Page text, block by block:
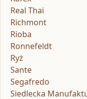
Real Thai
Richmont
Rioba
Ronnefeldt
Ryż
Sante
Segafredo
Siedlecka